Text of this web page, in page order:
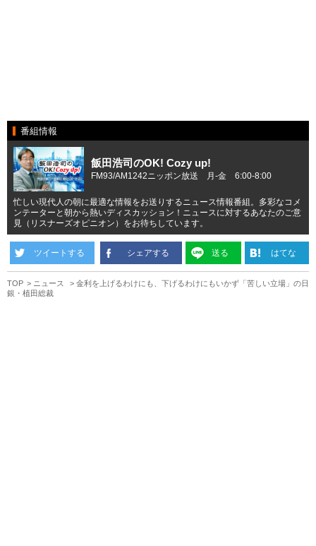
番組情報
飯田浩司のOK! Cozy up!
FM93/AM1242ニッポン放送 月-金 6:00-8:00
忙しい現代人の朝に最適な情報をお送りするニュース情報番組。多彩なコメ
ンテーターと朝から熱いディスカッション！ニュースに対するあなたのご意
見（リスナーズオピニオン）をお待ちしています。
ツイートする シェアする 送る はてな
TOP ニュース
金利を上げるわけにも、下げるわけにもいかず「苦しい立場」の日
銀・植田総裁